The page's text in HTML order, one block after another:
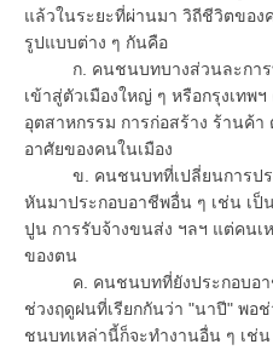
แล้วในระยะที่ผ่านมา วิถีชีวิตขอ
รูปแบบต่าง ๆ กันคือ
ก. คนชนบทบางส่วนละการท
เข้าสู่ตัวเมืองใหญ่ ๆ หรือกรุงเทพ
อุตสาหกรรม การก่อสร้าง ร้านค้
อาศัยของคนในเมือง
ข. คนชนบทที่เปลี่ยนการประ
หันมาประกอบอาชีพอื่น ๆ เช่น เป็
ปูน การรับจ้างขนส่ง ฯลฯ แต่คน
ของตน
ค. คนชนบทที่ยังประกอบอาชี
ช่วงฤดูฝนที่เรียกกันว่า "นาปี" พอ
ชนบทเหล่านี้ก็จะทำงานอื่น ๆ เช่